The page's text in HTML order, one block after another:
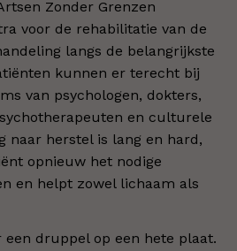
Zonder Grenzen
voor de rehabilitatie van de
langs de belangrijkste
kunnen er terecht bij
van psychologen, dokters,
en culturele
naar herstel is lang en hard,
opnieuw het nodige
en helpt zowel lichaam als
druppel op een hete plaat.